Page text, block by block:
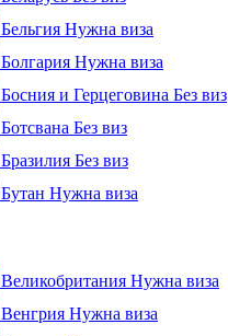
Бельгия Нужна виза
Болгария Нужна виза
Босния и Герцеговина Без виз
Ботсвана Без виз
Бразилия Без виз
Бутан Нужна виза
Великобритания Нужна виза
Венгрия Нужна виза